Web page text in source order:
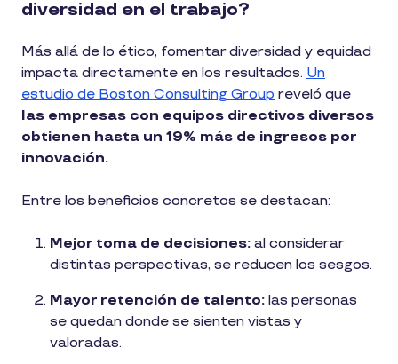
diversidad en el trabajo?
Más allá de lo ético, fomentar diversidad y equidad
impacta directamente en los resultados. Un
estudio de Boston Consulting Group reveló que
las empresas con equipos directivos diversos
obtienen hasta un 19% más de ingresos por
innovación.
Entre los beneficios concretos se destacan:
Mejor toma de decisiones: al considerar
distintas perspectivas, se reducen los sesgos.
Mayor retención de talento: las personas
se quedan donde se sienten vistas y
valoradas.